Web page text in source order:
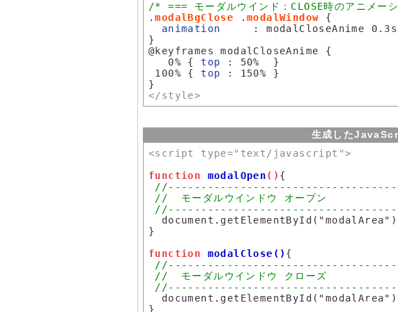
/* === モーダルウインド：CLOSE時のアニメー
.modalBgClose .modalWindow {
animation
: modalCloseAnime 0.3s
}
@keyframes
   0% {
top : 50%  }
100% { top : 150% }
</style>
生成した
<script type="text/javascript">
function modalOpen() {
}
function modalClose() {